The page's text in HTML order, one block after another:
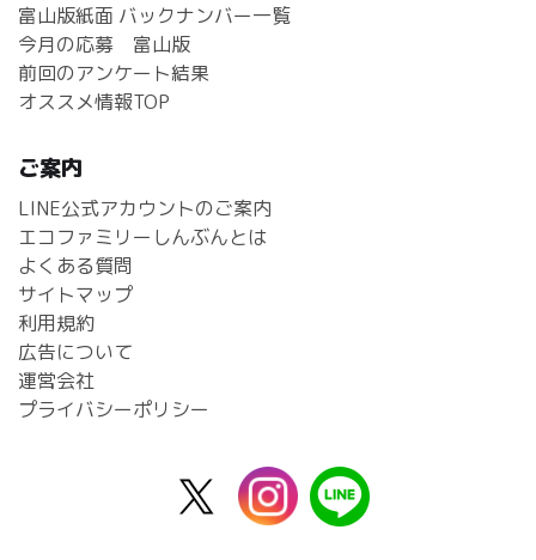
富山版紙面 バックナンバー一覧
今月の応募 富山版
前回のアンケート結果
オススメ情報TOP
ご案内
LINE公式アカウントのご案内
エコファミリーしんぶんとは
よくある質問
サイトマップ
利用規約
広告について
運営会社
プライバシーポリシー
instagram